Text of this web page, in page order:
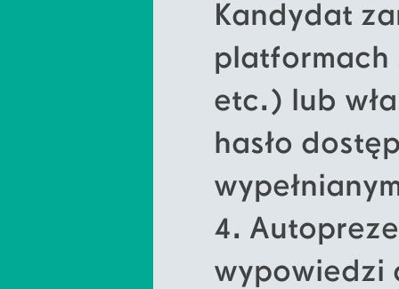
Kandydat
platformach
etc.) lub
hasło
4.
wypowiedzi